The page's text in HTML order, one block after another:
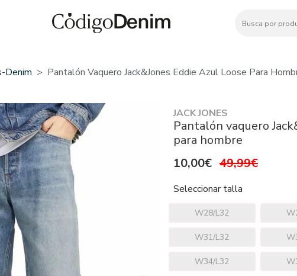
Denim Pantalón Vaquero Jack&Jones Eddie Azul Loose Para
JACK JONES
Pantalón vaquero
para hombre
10,00€ 49,99€
Seleccionar talla
W28/L32
W31/L32
W34/L32